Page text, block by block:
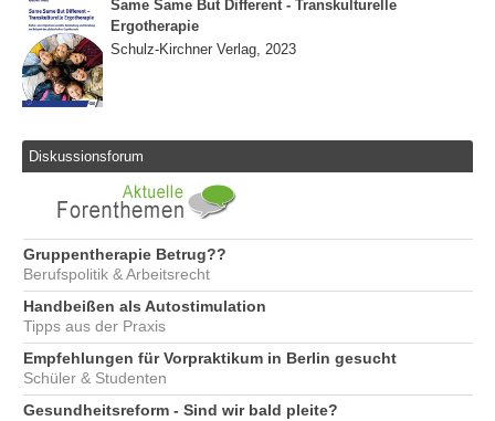
Same Same But Different - Transkulturelle
Ergotherapie
Schulz-Kirchner Verlag, 2023
Diskussionsforum
Gruppentherapie Betrug??
Berufspolitik & Arbeitsrecht
Handbeißen als Autostimulation
Tipps aus der Praxis
Empfehlungen für Vorpraktikum in Berlin gesucht
Schüler & Studenten
Gesundheitsreform - Sind wir bald pleite?